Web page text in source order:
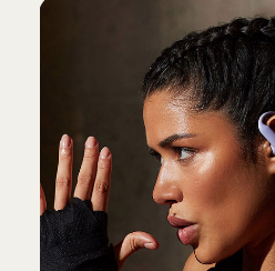
inklusive Koppeln per
automatischem
Siri und „Wo ist?“-
Die Beats Appgibt
1-Klick“, die
anpassbare
Akkustandanzeige